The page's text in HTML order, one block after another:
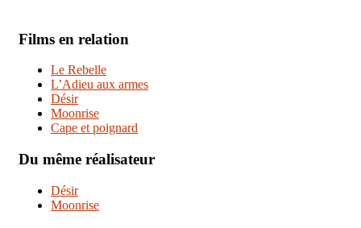
Films en relation
Le Rebelle
L’Adieu aux armes
Désir
Moonrise
Cape et poignard
Du même réalisateur
Désir
Moonrise